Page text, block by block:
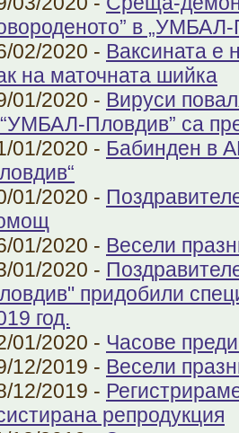
в „УМБАЛ-
02/2020 - Ваксината е
на маточната шийка
01/2020 - Вируси
Пловдив” са
01/2020 - Бабинден в
01/2020 -
01/2020 - Весели
01/2020 -
придобили
год.
01/2020 - Часове
12/2019 - Весели
12/2019 -
репродукция